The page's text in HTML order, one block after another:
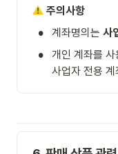
주의사항
• 계좌명의는 사
•
개인 계좌를 사
사업자 전용